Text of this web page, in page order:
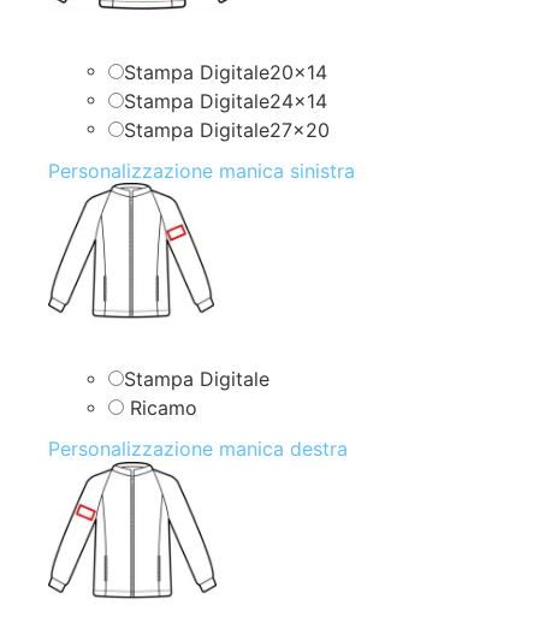
Stampa Digitale20x14
Stampa Digitale24x14
Stampa Digitale27x20
Personalizzazione manica sinistra
Stampa Digitale
Ricamo
Personalizzazione manica destra